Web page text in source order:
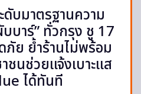
บมาตรฐานความ
บาร์” ทั่วกรุง ชู 17
ย ย้ำร้านไม่พร้อม
ชนช่วยแจ้งเบาะแส
ได้ทันที